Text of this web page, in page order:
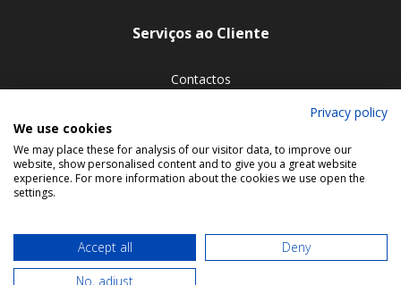
Serviços ao Cliente
Contactos
Siga-nos nas redes sociais
Privacy policy
We use cookies
We may place these for analysis of our visitor data, to improve our
website, show personalised content and to give you a great website
experience. For more information about the cookies we use open the
settings.
Accept all
Deny
No, adjust